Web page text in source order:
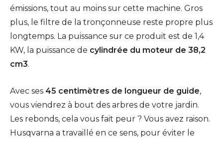
émissions, tout au moins sur cette machine. Gros
plus, le filtre de la tronçonneuse reste propre plus
longtemps. La puissance sur ce produit est de 1,4
KW, la puissance de cylindrée du moteur de 38,2
cm3.
Avec ses 45 centimètres de longueur de guide,
vous viendrez à bout des arbres de votre jardin.
Les rebonds, cela vous fait peur ? Vous avez raison.
Husqvarna a travaillé en ce sens, pour éviter le